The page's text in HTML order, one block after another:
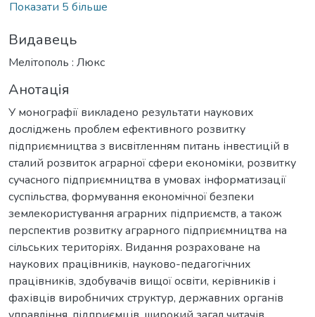
Показати 5 більше
Видавець
Мелітополь : Люкс
Анотація
У монографії викладено результати наукових
досліджень проблем ефективного розвитку
підприємництва з висвітленням питань інвестицій в
сталий розвиток аграрної сфери економіки, розвитку
сучасного підприємництва в умовах інформатизації
суспільства, формування економічної безпеки
землекористування аграрних підприємств, а також
перспектив розвитку аграрного підприємництва на
сільських територіях. Видання розраховане на
наукових працівників, науково-педагогічних
працівників, здобувачів вищої освіти, керівників і
фахівців виробничих структур, державних органів